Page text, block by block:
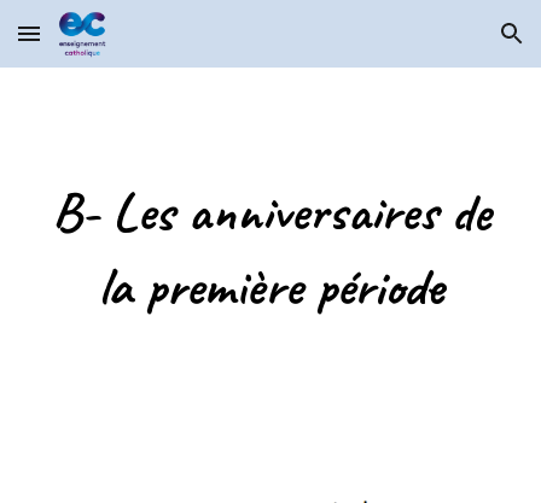
Skip to main content Skip to navigation
B- Les anniversaires de
la première période